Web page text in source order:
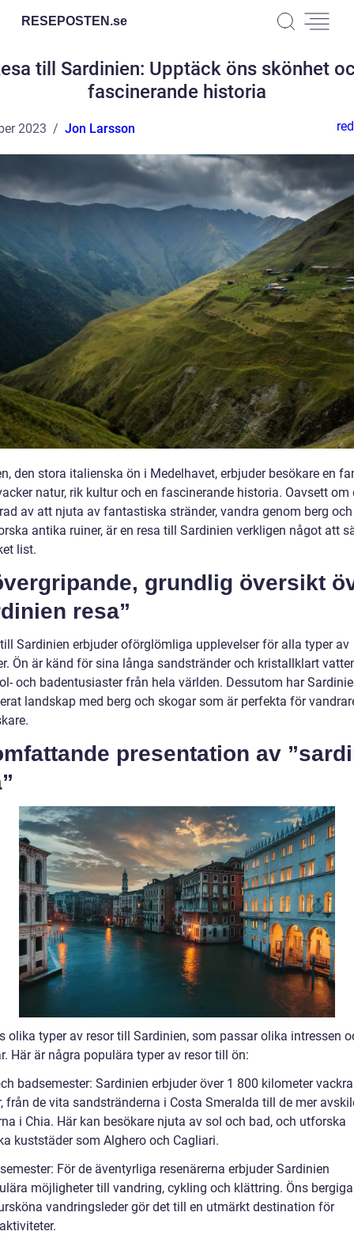
RESEPOSTEN.se
till Sardinien: Upptäck öns skönhet
fascinerande historia
2023 Jon Larsson
den stora italienska ön i Medelhavet, erbjuder besökare en
natur, rik kultur och en fascinerande historia. Oavsett om
av att njuta av fantastiska stränder, vandra genom berg
antika ruiner, är en resa till Sardinien verkligen något att
list.
grundlig översikt
resa”
Sardinien erbjuder oförglömliga upplevelser för alla typer av
Ön är känd för sina långa sandstränder och kristallklart
och badentusiaster från hela världen. Dessutom har
landskap med berg och skogar som är perfekta för
presentation av
olika typer av resor till Sardinien, som passar olika intressen
Här är några populära typer av resor till ön:
badsemester: Sardinien erbjuder över 1 800 kilometer vackra
från de vita sandstränderna i Costa Smeralda till de mer
i Chia. Här kan besökare njuta av sol och bad, och utforska
kuststäder som Alghero och Cagliari.
För de äventyrliga resenärerna erbjuder Sardinien
möjligheter till vandring, cykling och klättring. Öns
vandringsleder gör det till en utmärkt destination för